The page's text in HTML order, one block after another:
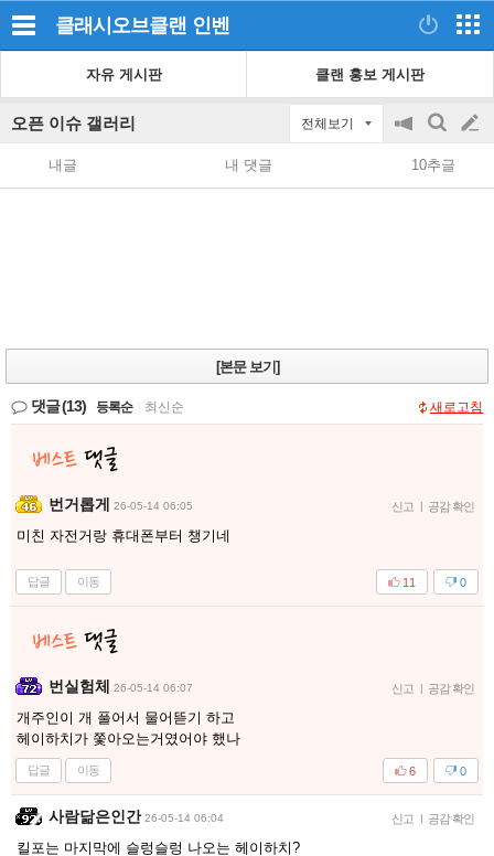
클래시오브클랜 인벤
자유 게시판 클랜 홍보 게시판
오픈 이슈 갤러리 전체보기
공
지
on/off
검
색
글
쓰
내글 내 댓글 10추글
[본문 보기]
댓글(13) 등록순 최신순 새로고침
번거롭게 26-05-14 06:05 신고 | 공감 확인
미친 자전거랑 휴대폰부터 챙기네
답글 이동 0
11
번실험체 26-05-14 06:07 신고 | 공감 확인
개주인이 개 풀어서 물어뜯기 하고
헤이하치가 쫓아오는거였어야 했나
답글 이동 0
6
사람닮은인간 26-05-14 06:04 신고 | 공감 확인
킬포는 마지막에 슬렁슬렁 나오는 헤이하치?